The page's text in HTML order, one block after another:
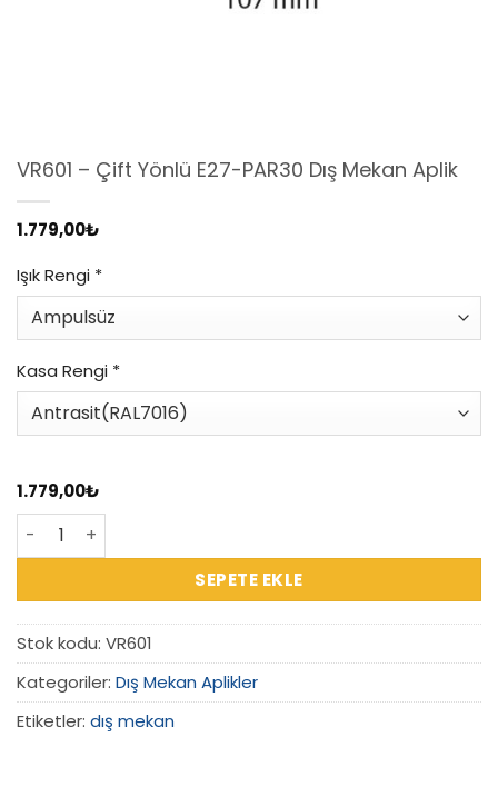
VR601 – Çift Yönlü E27-PAR30 Dış Mekan Aplik
1.779,00₺
Işık Rengi *
Kasa Rengi *
1.779,00₺
VR601 - Çift Yönlü E27-PAR30 Dış Mekan Aplik adet
SEPETE EKLE
Stok kodu: VR601
Kategoriler: Dış Mekan Aplikler
Etiketler: dış mekan